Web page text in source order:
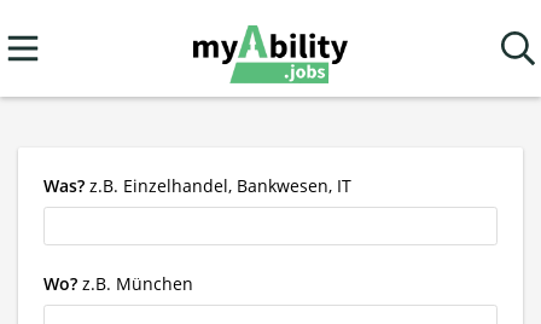
Was? z.B. Einzelhandel, Bankwesen, IT
Wo? z.B. München